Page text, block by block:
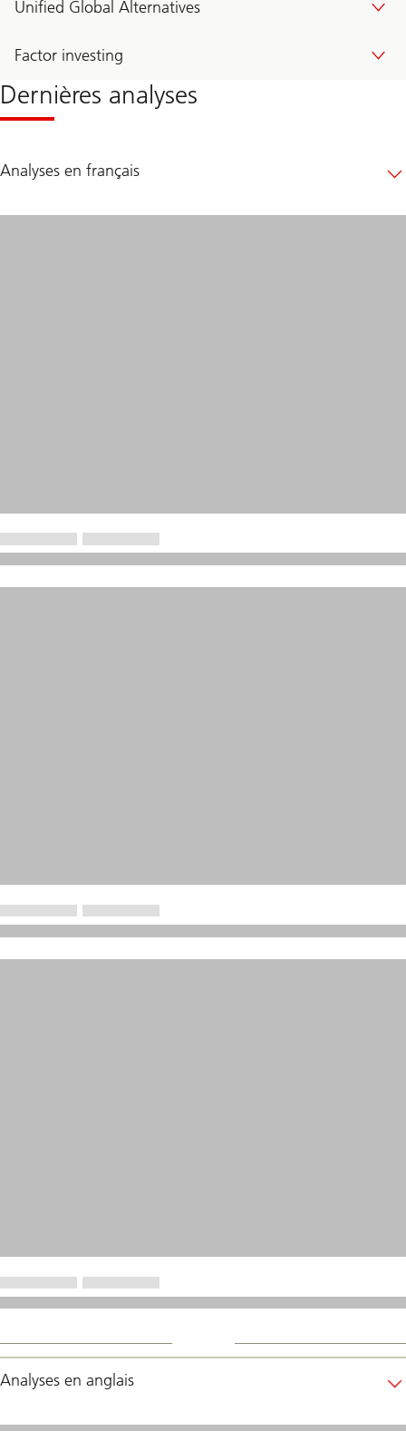
Unified Global Alternatives
Factor investing
Dernières analyses
Analyses en français
Analyses en anglais